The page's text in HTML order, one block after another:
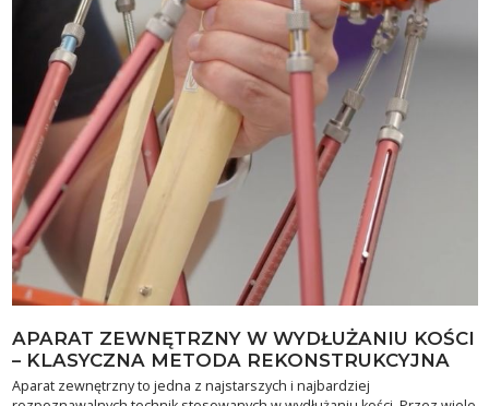
APARAT ZEWNĘTRZNY W WYDŁUŻANIU KOŚCI
– KLASYCZNA METODA REKONSTRUKCYJNA
Aparat zewnętrzny to jedna z najstarszych i najbardziej